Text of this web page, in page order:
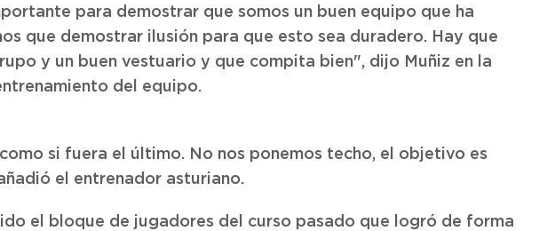
para demostrar que somos un buen equipo que ha
que demostrar ilusión para que esto sea duradero. Hay que
y un buen vestuario y que compita bien", dijo Muñiz en la
del equipo.
si fuera el último. No nos ponemos techo, el objetivo es
el entrenador asturiano.
el bloque de jugadores del curso pasado que logró de forma